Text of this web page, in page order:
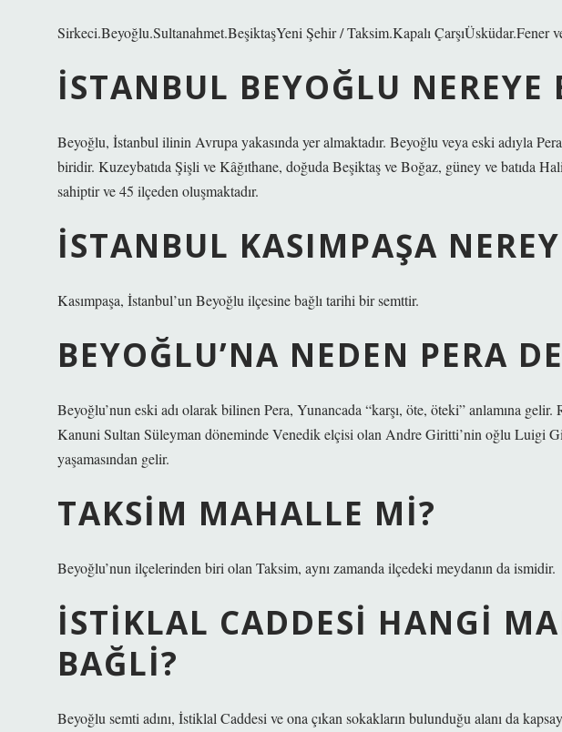
Sirkeci.Beyoğlu.Sultanahmet.BeşiktaşYeni Şehir / Taksim.Kapalı ÇarşıÜsküdar.Fener
İSTANBUL BEYOĞLU NEREYE
Beyoğlu, İstanbul ilinin Avrupa yakasında yer almaktadır. Beyoğlu veya eski adıyla
biridir. Kuzeybatıda Şişli ve Kâğıthane, doğuda Beşiktaş ve Boğaz, güney ve batıda
sahiptir ve 45 ilçeden oluşmaktadır.
İSTANBUL KASIMPAŞA
Kasımpaşa, İstanbul’un Beyoğlu ilçesine bağlı tarihi bir semttir.
BEYOĞLU’NA NEDEN PERA
Beyoğlu’nun eski adı olarak bilinen Pera, Yunancada “karşı, öte, öteki” anlamına
Kanuni Sultan Süleyman döneminde Venedik elçisi olan Andre Giritti’nin oğlu Luigi
yaşamasından gelir.
TAKSIM MAHALLE MI?
Beyoğlu’nun ilçelerinden biri olan Taksim, aynı zamanda ilçedeki meydanın da ismidir.
İSTIKLAL CADDESI HANGI
BAĞLI?
Beyoğlu semti adını, İstiklal Caddesi ve ona çıkan sokakların bulunduğu alanı da